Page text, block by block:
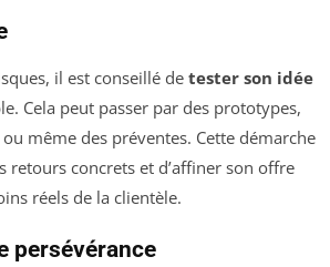
il est conseillé de tester son idée
Cela peut passer par des prototypes,
même des préventes. Cette démarche
retours concrets et d’affiner son offre
réels de la clientèle.
persévérance